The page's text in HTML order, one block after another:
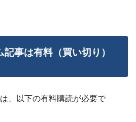
事は有料（買い切り）
、以下の有料購読が必要で